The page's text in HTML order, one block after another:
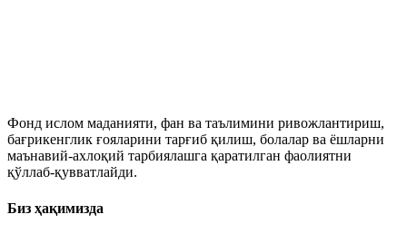
Фонд ислом маданияти, фан ва таълимини ривожлантириш,
бағрикенглик ғояларини тарғиб қилиш, болалар ва ёшларни
маънавий-ахлоқий тарбиялашга қаратилган фаолиятни
қўллаб-қувватлайди.
Биз ҳақимизда